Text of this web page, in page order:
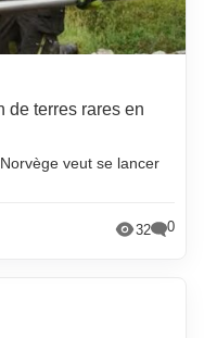
de terres rares en
veut se lancer
32 0